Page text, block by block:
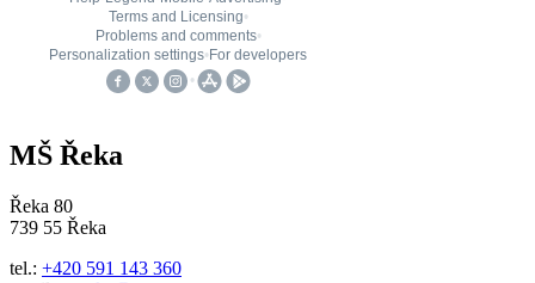
MŠ Řeka
Řeka 80
739 55 Řeka
tel.: +420 591 143 360